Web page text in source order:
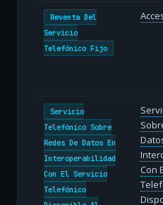
Reventa Del
Servicio
Telefónico Fijo
Servicio
Telefónico Sobre
Redes De Datos En
Interoperabilidad
Con El Servicio
Telefónico
Con